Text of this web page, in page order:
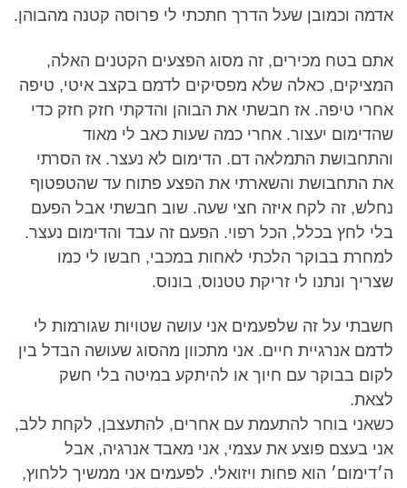
אדמה וכמובן שעל הדרך חתכתי לי פרוסה קטנה מהבוהן.
אתם בטח מכירים, זה מסוג הפצעים הקטנים האלה,
המציקים, כאלה שלא מפסיקים לדמם בקצב איטי, טיפה
אחרי טיפה. אז חבשתי את הבוהן והדקתי חזק חזק כדי
שהדימום יעצור. אחרי כמה שעות כאב לי מאוד
והתחבושת התמלאה דם. הדימום לא נעצר. אז הסרתי
את התחבושת והשארתי את הפצע פתוח עד שהטפטוף
נחלש, זה לקח איזה חצי שעה. שוב חבשתי אבל הפעם
בלי לחץ בכלל, הכל רפוי. הפעם זה עבד והדימום נעצר.
למחרת בבוקר הלכתי לאחות במכבי, חבשו לי כמו
שצריך ונתנו לי זריקת טטנוס, בונוס.
חשבתי על זה שלפעמים אני עושה שטויות שגורמות לי
לדמם אנרגיית חיים. אני מתכוון מהסוג שעושה הבדל בין
לקום בבוקר עם חיוך או להיתקע במיטה בלי חשק
לצאת.
כשאני בוחר להתעמת עם אחרים, להתעצבן, לקחת ללב,
אני בעצם פוצע את עצמי, אני מאבד אנרגיה, אבל
ה׳דימום׳ הוא פחות ויזואלי. לפעמים אני ממשיך ללחוץ,